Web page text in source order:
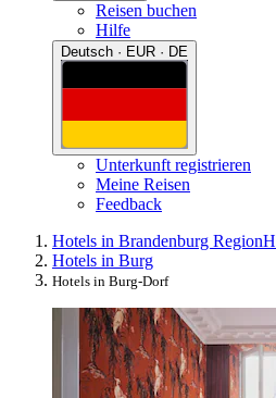
Reisen buchen
Hilfe
Deutsch · EUR · DE
Unterkunft registrieren
Meine Reisen
Feedback
Hotels in Brandenburg Region
Hotels in Burg
Hotels in Burg-Dorf